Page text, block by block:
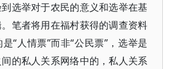
选举对于农民的意义和选举在基
笔者将用在福村获得的调查资料
“人情票”而非“公民票”，选举是
的私人关系网络中的，私人关系